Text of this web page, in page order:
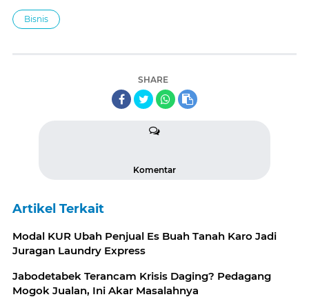
Bisnis
SHARE
Komentar
Artikel Terkait
Modal KUR Ubah Penjual Es Buah Tanah Karo Jadi
Juragan Laundry Express
Jabodetabek Terancam Krisis Daging? Pedagang
Mogok Jualan, Ini Akar Masalahnya